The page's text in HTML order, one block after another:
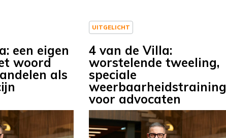
een eigen
woord
als
UITGELICHT
4 van de Villa:
worstelende tweeling,
speciale
weerbaarheidstraining
voor advocaten